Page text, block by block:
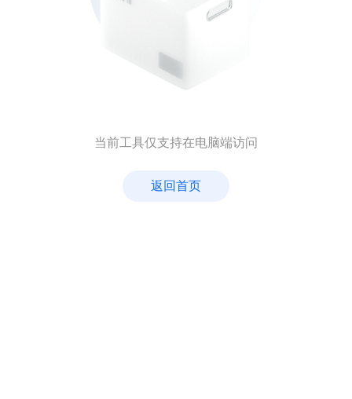
当前工具仅支持在电脑端访问
返回首页